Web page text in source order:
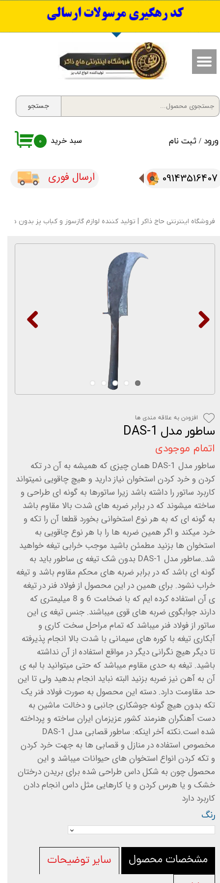
ورود / ثبت نام
حساب کاربری من
سفارشات
۰
جستجو
​کد رهگیری مرسولات ارسالی
09143516407​​​​​​​ ارسال فوری
سبد خرید
فروشگاه اینترنتی حاج ذاکر | تولید کننده لوازم گازسوز و کباب پز بدون دود
ساطور مدل DAS-1
اتمام موجودی
ساطور مدل DAS-1 همان چیزی که همیشه به آن در تکه
کردن و خرد کردن استخوان نیاز دارید و هیچ چاقویی نمیتواند
کاربرد ساتور را داشته باشد زیرا ساتورها به گونه ای طراحی و
ساخته میشوند که در برابر ضربه های شدت بالا مقاوم باشد
به گونه ای که به هر نوع استخوانی بخورد قطعا آن را تکه و
خرد میکند و اگر همین ضربه ها را با هر نوع چاقویی به
استخوان ها بزنید مطمئن باشید موجب خرابی تیغه خواهید
شد..ساطور مدل DAS-1 بدون شک تیغه ی ساطور باید به
گونه ای باشد که در برابر ضربه های محکم مقاوم باشد و تیغه
خراب نشود. برای همین در این محصول از فولاد فنر در تیغه
ی آن استفاده کرده ایم که با ضخامت 6 و 8 میلیمتری که
دارند جوابگوی ضربه های قوی میباشند. جنس تیغه ی این
ساتور از فولاد فنر میباشد که تمام مراحل سخت کاری و
آبکاری تیغه با کوره های سیمانی با شدت بالا انجام پذیرفته
تا دیگر هیچ نگرانی دیگر در مواقع استفاده از آن نداشته
باشید. تیغه به حدی مقاوم میباشد که حتی میتوانید با لبه ی
آن به آهن نیز ضربه بزنید البته نباید انجام بدهید ولی تا این
حد مقاومت دارد. دسته این محصول به صورت فولاد فنر یک
تکه بدون هیچ گونه جوشکاری جانبی و دخالت ماشین به
دست آهنگران هنرمند کشور عزیزمان ایران ساخته و پرداخته
شده است.نکته آخر اینکه: ساطور قصابی مدل DAS-1
مخصوص استفاده در منازل و قصابی ها به جهت خرد کردن
و تکه کردن انواع استخوان های حیوانات میباشد و این
محصول چون به شکل داس طراحی شده برای بریدن درختان
خشک و یا هرس کردن و یا کارهایی مثل داس انجام دادن
کاربرد دارد
رنگ
افزودن به علاقه مندی ها
مشخصات محصول
سایر توضیحات